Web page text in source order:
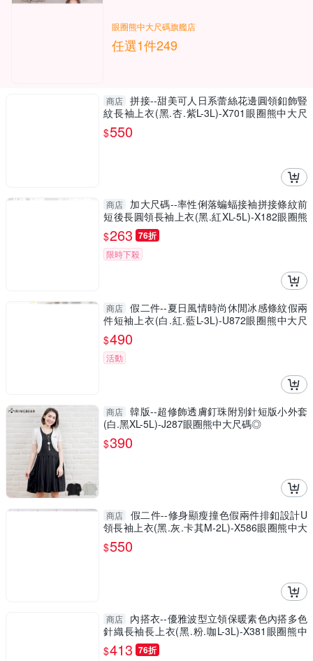
眼圈熊中大尺碼旗艦店
任選1件249
商店 拼接--甜美可人日系蕾絲花邊圓領釦飾豎
紋長袖上衣(黑.杏.紫L-3L)-X701眼圈熊中大尺
碼
$550
商店
加大尺碼--率性俐落蝙蝠接袖拼接條紋前
短後長圓領長袖上衣(黑.紅XL-5L)-X182眼圈熊
中大尺碼
$263 76折
限時下殺
商店 假二件--夏日風情時尚休閒冰感條紋假兩
件短袖上衣(白.紅.藍L-3L)-U872眼圈熊中大尺
碼
$490
活動
商店 韓版--超修飾透膚釘珠附別針短版小外套
(白.黑XL-5L)-J287眼圈熊中大尺碼◎
$390
商店
假二件--修身顯瘦撞色假兩件排釦設計U
領長袖上衣(黑.灰.卡其M-2L)-X586眼圈熊中大
尺碼
$550
商店
內搭衣--優雅波型立領保暖素色內搭多色
針織長袖長上衣(黑.粉.咖L-3L)-X381眼圈熊中
大尺碼
$413 76折